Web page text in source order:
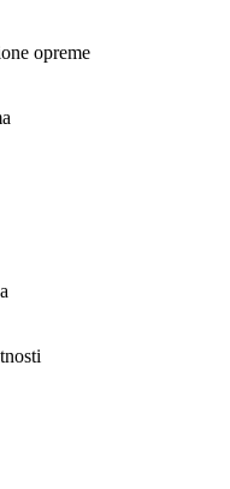
opreme